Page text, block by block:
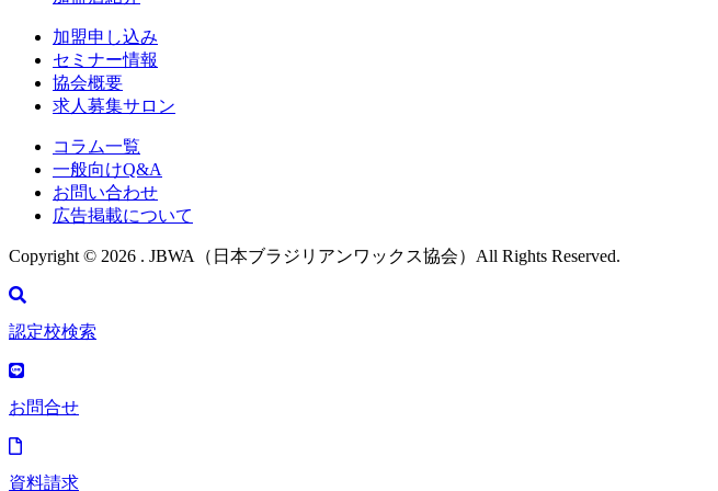
加盟申し込み
セミナー情報
協会概要
求人募集サロン
コラム一覧
一般向けQ&A
お問い合わせ
広告掲載について
Copyright © 2026 . JBWA（日本ブラジリアンワックス協会）All Rights Reserved.
認定校検索
お問合せ
資料請求